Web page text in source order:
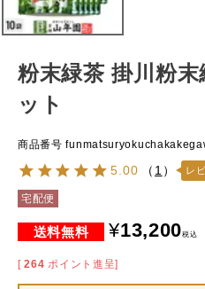
粉末緑茶 掛川粉
ット
商品番号
5.00 （ 1 ） レ
宅配便
¥13,200税込
[ 264 ポイント進呈]